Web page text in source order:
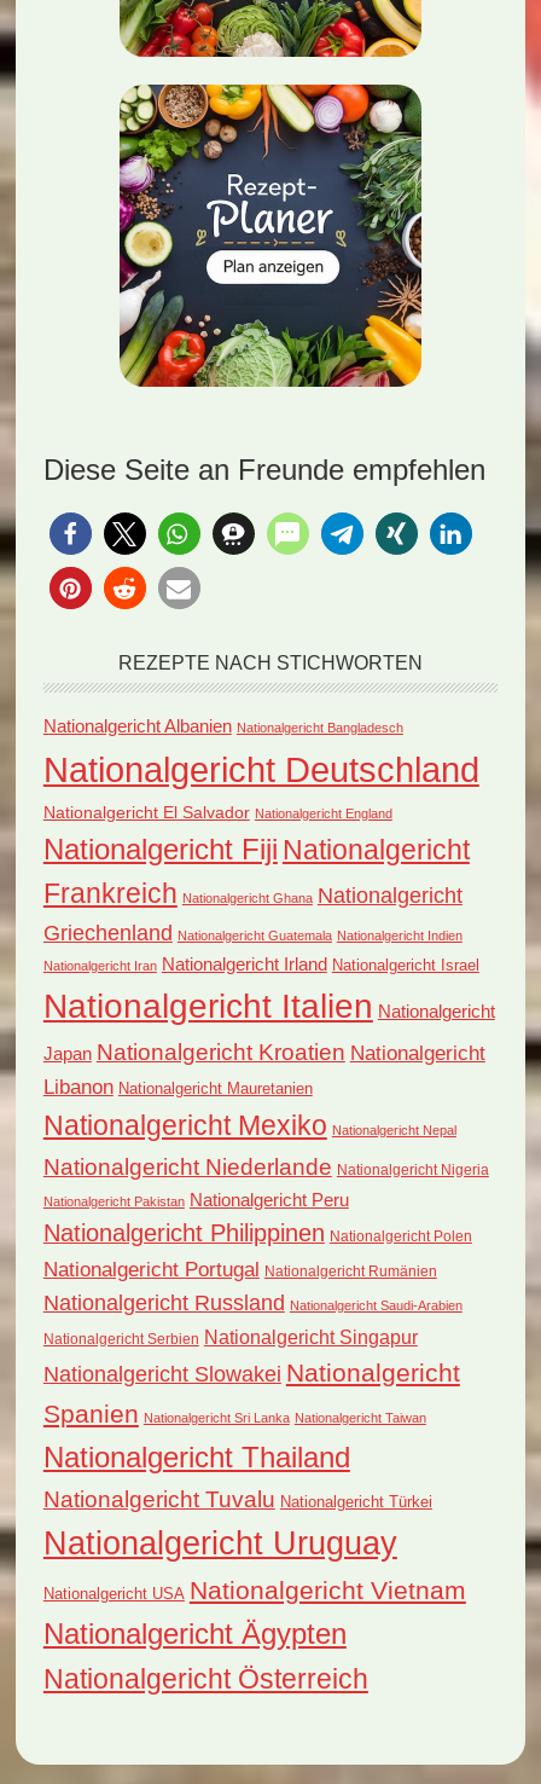
Diese Seite an Freunde empfehlen
REZEPTE NACH STICHWORTEN
Nationalgericht Albanien Nationalgericht Bangladesch
Nationalgericht Deutschland
Nationalgericht El Salvador Nationalgericht England
Nationalgericht Fiji Nationalgericht
Frankreich Nationalgericht Ghana Nationalgericht
Griechenland Nationalgericht Guatemala Nationalgericht Indien
Nationalgericht Iran Nationalgericht Irland Nationalgericht Israel
Nationalgericht Italien Nationalgericht
Japan Nationalgericht Kroatien Nationalgericht
Libanon Nationalgericht Mauretanien
Nationalgericht Mexiko Nationalgericht Nepal
Nationalgericht Niederlande Nationalgericht Nigeria
Nationalgericht Pakistan Nationalgericht Peru
Nationalgericht Philippinen Nationalgericht Polen
Nationalgericht Portugal Nationalgericht Rumänien
Nationalgericht Russland Nationalgericht Saudi-Arabien
Nationalgericht Serbien Nationalgericht Singapur
Nationalgericht Slowakei Nationalgericht
Spanien Nationalgericht Sri Lanka Nationalgericht Taiwan
Nationalgericht Thailand
Nationalgericht Tuvalu Nationalgericht Türkei
Nationalgericht Uruguay
Nationalgericht USA Nationalgericht Vietnam
Nationalgericht Ägypten
Nationalgericht Österreich